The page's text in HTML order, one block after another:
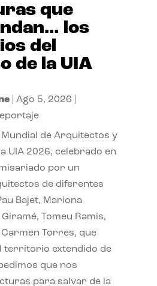
que
los
del
de la UIA
| Ago 5, 2026
de Arquitectos y
UIA 2026, celebrado en
por un
de diferentes
Bajet, Mariona
Tomeu Ramis,
Carmen Torres, que
territorio extendido de
que nos
para salvar de la